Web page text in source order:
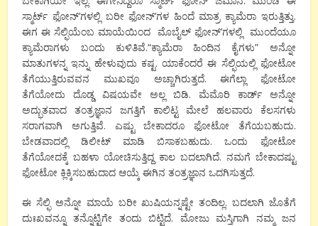
ಸ್ಮಾರ್ಟ್ ಫೋನ್’ಗಳಲ್ಲಿ‌ ಬರೀ‌ ಫೋನ್’ಗಳ ಹಿಂದೆ ಮಾತ್ರ ಕ್ಯಾಮೆರಾ ಇರುತ್ತಿತ್ತು.
ಈಗ ಈ ಸೆಲ್ಫಿಯೆಂಬ ಮಾಯೆಯಿಂದ ಮೊಬೈಲ್ ಫೋನ್’ಗಳಲ್ಲಿ ಮುಂದೆಯೂ
ಕ್ಯಾಮೆರಾಗಳು ಬಂದು ಕುಳಿತಿವೆ.“ಕ್ಯಾಮೆರಾ ಹಿಂದಿನ ಕೈಗಳು” ‌ ಅನ್ನೋ
ಮಾತುಗಳನ್ನ ಇನ್ನು ಹೇಳುವುದು ಕಷ್ಟ. ಯಾಕೆಂದರೆ ಈ ಸೆಲ್ಫಿಯಲ್ಲಿ ಫೋಟೋ
ತೆಗೆಯುತ್ತಿರುವವನ ಮುಖವೂ ಅಚ್ಚಾಗಿರುತ್ತದೆ. ಈಗೆಲ್ಲಾ ಫೋಟೋ
ತೆಗೆಯೋದು ದೊಡ್ಡ ವಿಷಯವೇ ಅಲ್ಲ ಬಿಡಿ. ಮೆಮೊರಿ ಕಾರ್ಡ್ ಅನ್ನೋ
ಅದ್ಭುತವಾದ ತಂತ್ರಜ್ಞಾನ ಜಗತ್ತಿಗೆ ಕಾಲಿಟ್ಟ ಮೇಲೆ ಹಲವಾರು ಕೆಲಸಗಳು
ಸರಾಗವಾಗಿ ಅಗುತ್ತಿವೆ. ಎಷ್ಟು ಬೇಕಾದರೂ‌‌ ಫೋಟೋ ತೆಗೆಯಬಹುದು.
ಬೇಡವಾದಲ್ಲಿ ಡಿಲೀಟ್ ಮಾಡಿ‌ ಬಿಸಾಕಬಹುದು. ಒಂದು ಫೋಟೋ
ತೆಗೆಯೋದಕ್ಕೆ ಬಹಳಾ ಯೋಚಿಸುತ್ತಿದ್ದ ಕಾಲ ಬದಲಾಗಿದೆ. ನಮಗೆ ಬೇಕಾದಷ್ಟು
ಫೋಟೋ ಕ್ಲಿಕ್ಕಿಸಬಹುದಾದ ಆಯ್ಕೆ ಈಗಿನ‌ ತಂತ್ರಜ್ಞಾನ ಒದಗಿಸುತ್ತದೆ.
ಈ ಸೆಲ್ಫಿ ಅನ್ನೋ‌ ಮಾಯೆ ಬರೀ ಖುಷಿಯನ್ನಷ್ಟೇ‌ ತಂದಿಲ್ಲ. ಬದಲಾಗಿ ಜೊತೆಗೆ
ದುಃಖವನ್ನೂ‌ ತನ್ನೊಟ್ಟಿಗೇ ತಂದು ಬಿಟ್ಟಿದೆ. ಮೋಜು ಮಸ್ತಿಗಾಗಿ‌‌ ನಮ್ಮ ಜನ‌